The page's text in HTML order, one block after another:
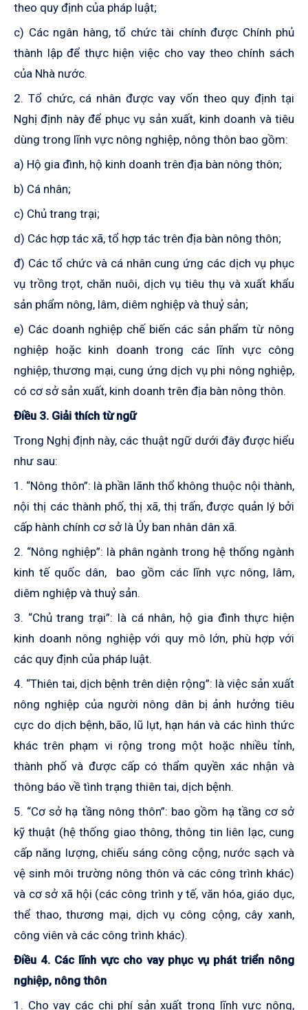
theo quy định của pháp luật;
c) Các ngân hàng, tổ chức tài chính được Chính phủ
thành lập để thực hiện việc cho vay theo chính sách
của Nhà nước.
2. Tổ chức, cá nhân được vay vốn theo quy định tại
Nghị định này để phục vụ sản xuất, kinh doanh và tiêu
dùng trong lĩnh vực nông nghiệp, nông thôn bao gồm:
a) Hộ gia đình, hộ kinh doanh trên địa bàn nông thôn;
b) Cá nhân;
c) Chủ trang trại;
d) Các hợp tác xã, tổ hợp tác trên địa bàn nông thôn;
đ) Các tổ chức và cá nhân cung ứng các dịch vụ phục
vụ trồng trọt, chăn nuôi, dịch vụ tiêu thụ và xuất khẩu
sản phẩm nông, lâm, diêm nghiệp và thuỷ sản;
e) Các doanh nghiệp chế biến các sản phẩm từ nông
nghiệp hoặc kinh doanh trong các lĩnh vực công
nghiệp, thương mại, cung ứng dịch vụ phi nông nghiệp,
có cơ sở sản xuất, kinh doanh trên địa bàn nông thôn.
Điều 3. Giải thích từ ngữ
Trong Nghị định này, các thuật ngữ dưới đây được hiểu
như sau:
1. “Nông thôn”: là phần lãnh thổ không thuộc nội thành,
nội thị các thành phố, thị xã, thị trấn, được quản lý bởi
cấp hành chính cơ sở là Ủy ban nhân dân xã.
2. “Nông nghiệp”: là phân ngành trong hệ thống ngành
kinh tế quốc dân, bao gồm các lĩnh vực nông, lâm,
diêm nghiệp và thuỷ sản.
3. “Chủ trang trại”: là cá nhân, hộ gia đình thực hiện
kinh doanh nông nghiệp với quy mô lớn, phù hợp với
các quy định của pháp luật.
4. “Thiên tai, dịch bệnh trên diện rộng”: là việc sản xuất
nông nghiệp của người nông dân bị ảnh hưởng tiêu
cực do dịch bệnh, bão, lũ lụt, hạn hán và các hình thức
khác trên phạm vi rộng trong một hoặc nhiều tỉnh,
thành phố và được cấp có thẩm quyền xác nhận và
thông báo về tình trạng thiên tai, dịch bệnh.
5. “Cơ sở hạ tầng nông thôn”: bao gồm hạ tầng cơ sở
kỹ thuật (hệ thống giao thông, thông tin liên lạc, cung
cấp năng lượng, chiếu sáng công cộng, nước sạch và
vệ sinh môi trường nông thôn và các công trình khác)
và cơ sở xã hội (các công trình y tế, văn hóa, giáo dục,
thể thao, thương mại, dịch vụ công cộng, cây xanh,
công viên và các công trình khác).
Điều 4. Các lĩnh vực cho vay phục vụ phát triển nông
nghiệp, nông thôn
1. Cho vay các chi phí sản xuất trong lĩnh vực nông,